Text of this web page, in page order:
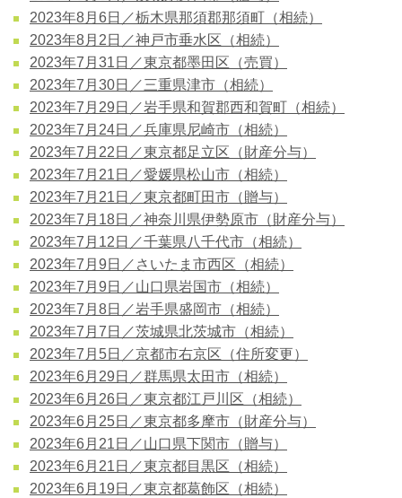
2023年8月6日／栃木県那須郡那須町（相続）
2023年8月2日／神戸市垂水区（相続）
2023年7月31日／東京都墨田区（売買）
2023年7月30日／三重県津市（相続）
2023年7月29日／岩手県和賀郡西和賀町（相続）
2023年7月24日／兵庫県尼崎市（相続）
2023年7月22日／東京都足立区（財産分与）
2023年7月21日／愛媛県松山市（相続）
2023年7月21日／東京都町田市（贈与）
2023年7月18日／神奈川県伊勢原市（財産分与）
2023年7月12日／千葉県八千代市（相続）
2023年7月9日／さいたま市西区（相続）
2023年7月9日／山口県岩国市（相続）
2023年7月8日／岩手県盛岡市（相続）
2023年7月7日／茨城県北茨城市（相続）
2023年7月5日／京都市右京区（住所変更）
2023年6月29日／群馬県太田市（相続）
2023年6月26日／東京都江戸川区（相続）
2023年6月25日／東京都多摩市（財産分与）
2023年6月21日／山口県下関市（贈与）
2023年6月21日／東京都目黒区（相続）
2023年6月19日／東京都葛飾区（相続）